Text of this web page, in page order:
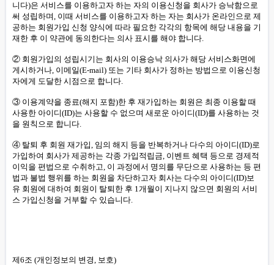
니다)은 서비스를 이용하고자 하는 자의 이용신청을 회사가 승낙함으로
써 성립하며, 이때 서비스를 이용하고자 하는 자는 회사가 온라인으로 제
공하는 회원가입 신청 양식에 따라 필요한 각각의 항목에 해당 내용을 기
재한 후 이 약관에 동의한다는 의사 표시를 해야 합니다.
② 회원가입의 성립시기는 회사의 이용승낙 의사가 해당 서비스화면에
게시하거나, 이메일(E-mail) 또는 기타 회사가 정하는 방법으로 이용신청
자에게 도달한 시점으로 합니다.
③ 이용계약을 종료(해지 포함)한 후 재가입하는 회원은 최종 이용할 때
사용한 아이디(ID)는 사용할 수 없으며 새로운 아이디(ID)를 사용하는 것
을 원칙으로 합니다.
④ 탈퇴 후 회원 재가입, 임의 해지 등을 반복하거나 다수의 아이디(ID)로
가입하여 회사가 제공하는 각종 가입적립금, 이벤트 혜택 등으로 경제적
이익을 편법으로 수취하고, 이 과정에서 명의를 무단으로 사용하는 등 편
법과 불법 행위를 하는 회원을 차단하고자 회사는 다수의 아이디(ID)보
유 회원에 대하여 회원이 탈퇴한 후 1개월이 지나지 않으면 회원의 서비
스 가입신청을 거부할 수 있습니다.
제6조 (개인정보의 변경, 보호)